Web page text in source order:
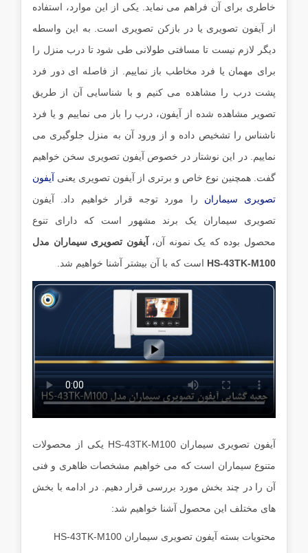
خاطری برای آن فراهم می نماید. یکی از این موارد، استفاده
از آیفون تصویری یا در بازکن تصویری است. به این واسطه
دیگر لازم نیست تا مسافتی طولانی طی شود تا درب منزل را
برای مهمان یا فرد مخاطب باز نماییم. از فاصله ای دور فرد
پشت درب را مشاهده می کنیم و با شناسایی آن از طریق
تصویر مشاهده شده از آیفون، درب را باز می نماییم و یا فرد
ناشناس را تشخیص داده و از ورود آن به منزل جلوگیری می
نماییم. در این نوشتار در خصوص آیفون تصویری سخن خواهیم
گفت. همچنین نوع خاص و برتری از آیفون تصویری یعنی آیفون
تصویری سیماران را مورد توجه قرار خواهیم داد. آیفون
تصویری سیماران یک برند مشهور است که دارای تنوع
محصول بوده که یک نمونه آن،
آیفون تصویری سیماران مدل
HS-43TK-M100 است که با آن بیشتر آشنا خواهیم شد.
آیفون تصویری سیماران HS-43TK-M100 یکی از محصولات
متنوع سیماران است که می خواهیم مشخصات ظاهری و فنی
آن را در چند بخش مورد بررسی قرار دهیم. در ادامه با بخش
های مختلف این محصول آشنا خواهیم شد:
محتویات بسته آیفون تصویری سیماران HS-43TK-M100